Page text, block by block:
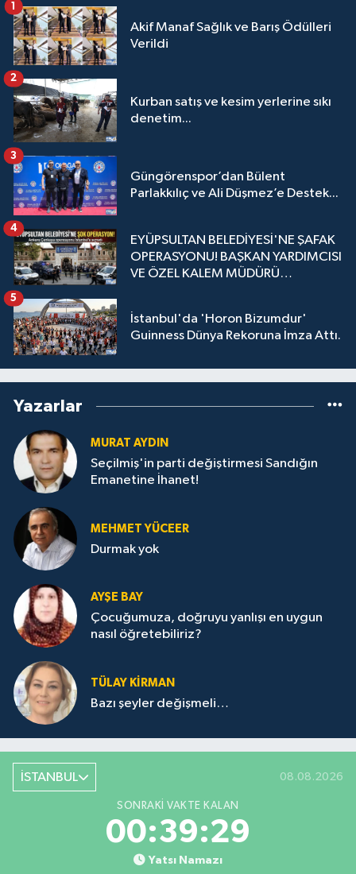
Akif Manaf Sağlık ve Barış Ödülleri
Verildi
1
Kurban satış ve kesim yerlerine sıkı
denetim...
2
Güngörenspor’dan Bülent
Parlakkılıç ve Ali Düşmez’e Destek...
3
EYÜPSULTAN BELEDİYESİ'NE ŞAFAK
OPERASYONU! BAŞKAN YARDIMCISI
VE ÖZEL KALEM MÜDÜRÜ
4
İstanbul'da 'Horon Bizumdur'
Guinness Dünya Rekoruna İmza Attı.
5
Yazarlar
MURAT AYDIN
Seçilmiş'in parti değiştirmesi Sandığın
Emanetine İhanet!
MEHMET YÜCEER
Durmak yok
AYŞE BAY
Çocuğumuza, doğruyu yanlışı en uygun
nasıl öğretebiliriz?
TÜLAY KİRMAN
Bazı şeyler değişmeli…
İSTANBUL 08.08.2026
SONRAKI VAKTE KALAN
00:39:29
Yatsı Namazı